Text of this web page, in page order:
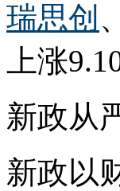
瑞思创 、
上涨
新政从
新政以